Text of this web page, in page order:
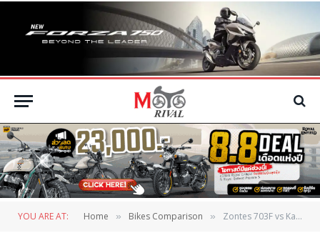
YOU ARE AT: Home » Bikes Comparison » Zontes 703F vs Kawasaki Versys 650 ยกสูงต่างสไตล์ คันไหนใช่สำหรับเรา